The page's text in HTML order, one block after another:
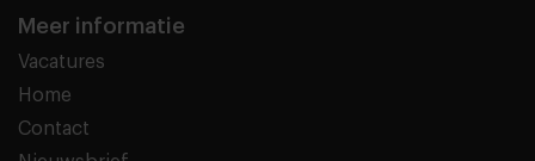
Meer informatie
Vacatures
Home
Contact